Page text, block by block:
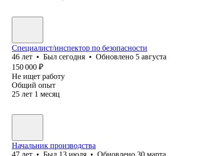
Специалист/инспектор по безопасности
46 лет • Был сегодня • Обновлено 5 августа
150 000 ₽
Не ищет работу
Общий опыт
25 лет 1 месяц
Начальник производства
47 лет • Был 13 июля • Обновлено 30 марта